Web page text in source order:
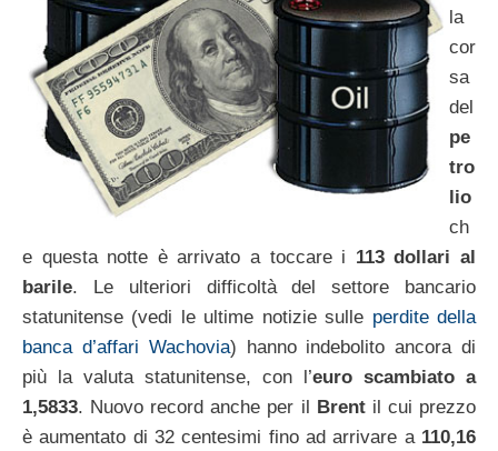
la
cor
sa
del
pe
tro
lio
ch
e questa notte è arrivato a toccare i 113 dollari al
barile. Le ulteriori difficoltà del settore bancario
statunitense (vedi le ultime notizie sulle perdite della
banca d’affari Wachovia) hanno indebolito ancora di
più la valuta statunitense, con l’euro scambiato a
1,5833. Nuovo record anche per il Brentil cui prezzo
è aumentato di 32 centesimi fino ad arrivare a 110,16